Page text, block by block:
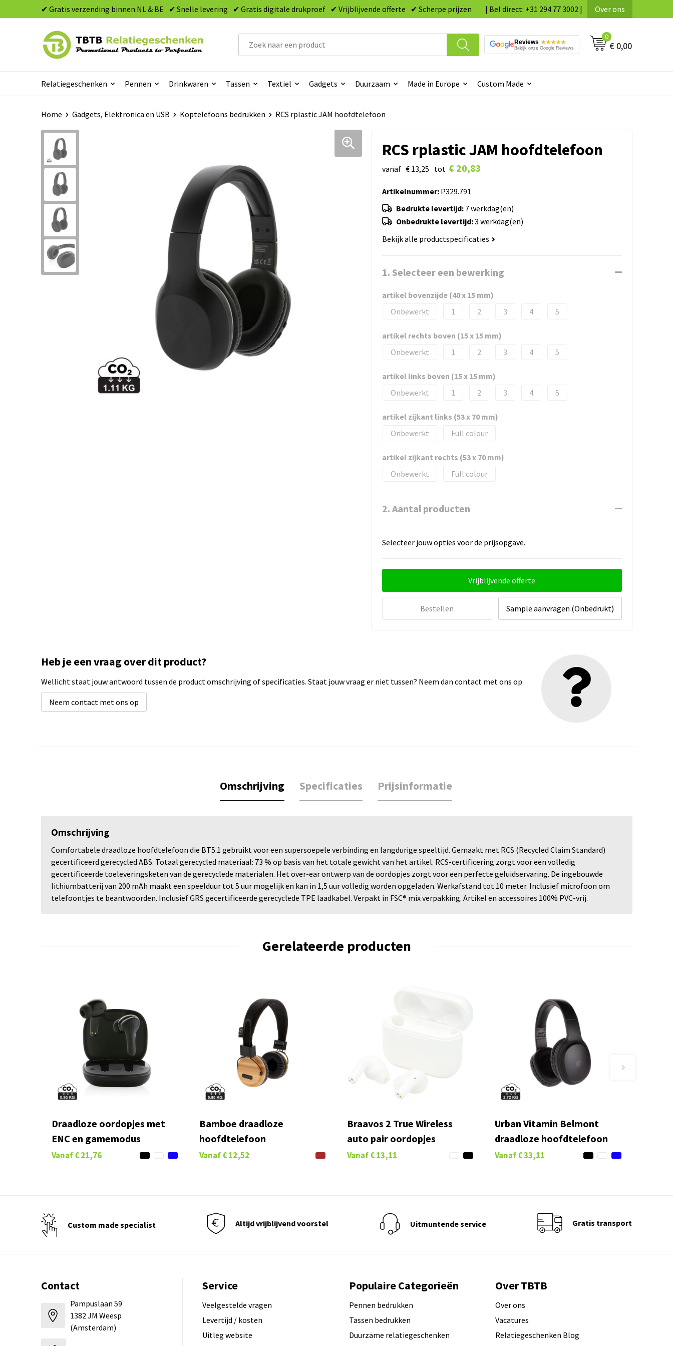
✔ Gratis verzending binnen NL & BE ✔ Snelle levering ✔ Gratis digitale drukproef ✔ Vrijblijvende offerte ✔ Scherpe prijzen | Bel direct: +31 294 77 3002 | Over ons
Reviews ★★★★★
Bekijk onze Google Reviews
0
€ 0,00
Relatiegeschenken Pennen Drinkwaren Tassen Textiel Gadgets Duurzaam Made in Europe Custom Made
Home Gadgets, Elektronica en USB Koptelefoons bedrukken RCS rplastic JAM hoofdtelefoon
RCS rplastic JAM hoofdtelefoon
vanaf € 13,25 tot € 20,83
Artikelnummer:P329.791
Bedrukte levertijd: 7 werkdag(en)
Onbedrukte levertijd:3 werkdag(en)
Bekijk alle productspecificaties
1. Selecteer een bewerking
artikel bovenzijde (40 x 15 mm)
Onbewerkt
1 2 3 4 5
artikel rechts boven (15 x 15 mm)
Onbewerkt
1 2 3 4 5
artikel links boven (15 x 15 mm)
Onbewerkt
1 2 3 4 5
artikel zijkant links (53 x 70 mm)
Onbewerkt
Full colour
artikel zijkant rechts (53 x 70 mm)
Onbewerkt
Full colour
2. Aantal producten
Selecteer jouw opties voor de prijsopgave.
Vrijblijvende offerte
Bestellen Sample aanvragen (Onbedrukt)
Heb je een vraag over dit product?
Wellicht staat jouw antwoord tussen de product omschrijving of specificaties. Staat jouw vraag er niet tussen? Neem dan contact met ons op
Neem contact met ons op
Omschrijving Specificaties Prijsinformatie
Omschrijving
Comfortabele draadloze hoofdtelefoon die BT5.1 gebruikt voor een supersoepele verbinding en langdurige speeltijd. Gemaakt met RCS (Recycled Claim Standard)
gecertificeerd gerecycled ABS. Totaal gerecycled materiaal: 73 % op basis van het totale gewicht van het artikel. RCS-certificering zorgt voor een volledig
gecertificeerde toeleveringsketen van de gerecyclede materialen. Het over-ear ontwerp van de oordopjes zorgt voor een perfecte geluidservaring. De ingebouwde
lithiumbatterij van 200 mAh maakt een speelduur tot 5 uur mogelijk en kan in 1,5 uur volledig worden opgeladen. Werkafstand tot 10 meter. Inclusief microfoon om
telefoontjes te beantwoorden. Inclusief GRS gecertificeerde gerecyclede TPE laadkabel. Verpakt in FSC® mix verpakking. Artikel en accessoires 100% PVC-vrij.
Gerelateerde producten
Draadloze oordopjes met
ENC en gamemodus
Vanaf € 21,76
Bamboe draadloze
hoofdtelefoon
Vanaf€ 12,52
Braavos 2 True Wireless
auto pair oordopjes
Vanaf€ 13,11
Urban Vitamin Belmont
draadloze hoofdtelefoon
Vanaf€ 33,11
Custom made specialist Altijd vrijblijvend voorstel Uitmuntende service Gratis transport
Contact
Pampuslaan 59
1382 JM Weesp
(Amsterdam)
Service
Veelgestelde vragen
Levertijd / kosten
Uitleg website
Populaire Categorieën
Pennen bedrukken
Tassen bedrukken
Duurzame relatiegeschenken
Over TBTB
Over ons
Vacatures
Relatiegeschenken Blog